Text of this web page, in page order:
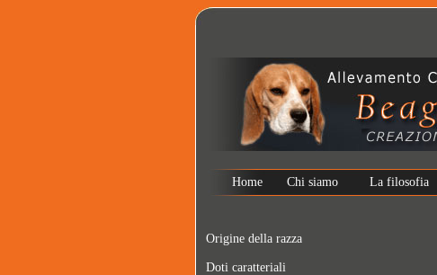
Home Chi siamo La filosofia
Origine della razza
Doti caratteriali